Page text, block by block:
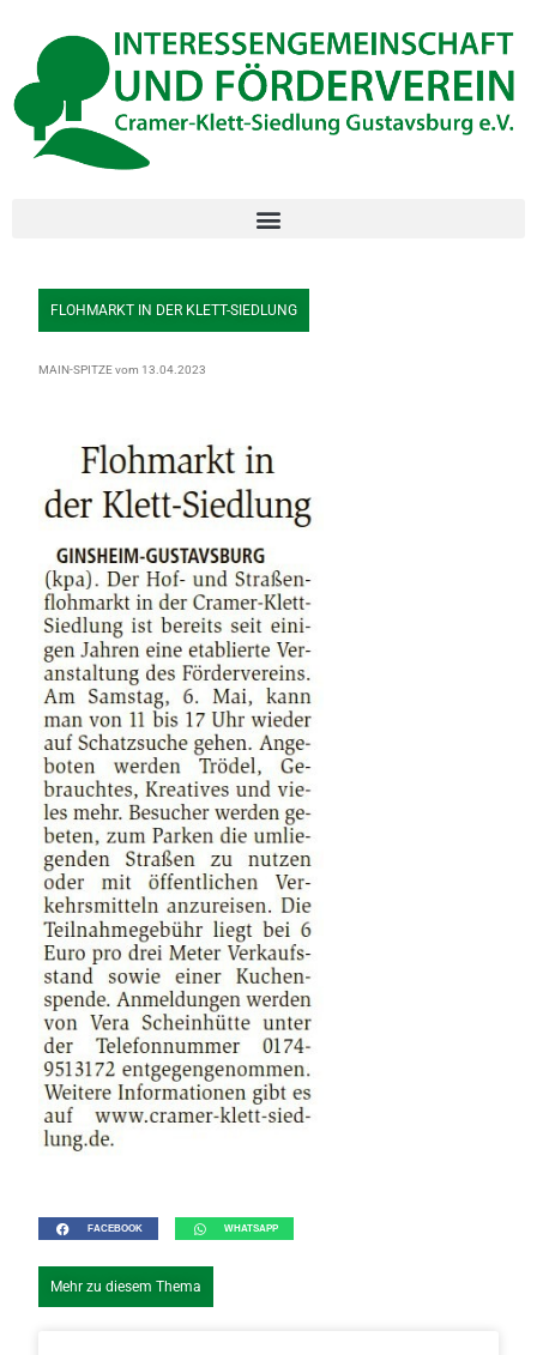
springen
FLOHMARKT IN DER KLETT-SIEDLUNG
MAIN-SPITZE vom 13.04.2023
FACEBOOK WHATSAPP
Mehr zu diesem Thema